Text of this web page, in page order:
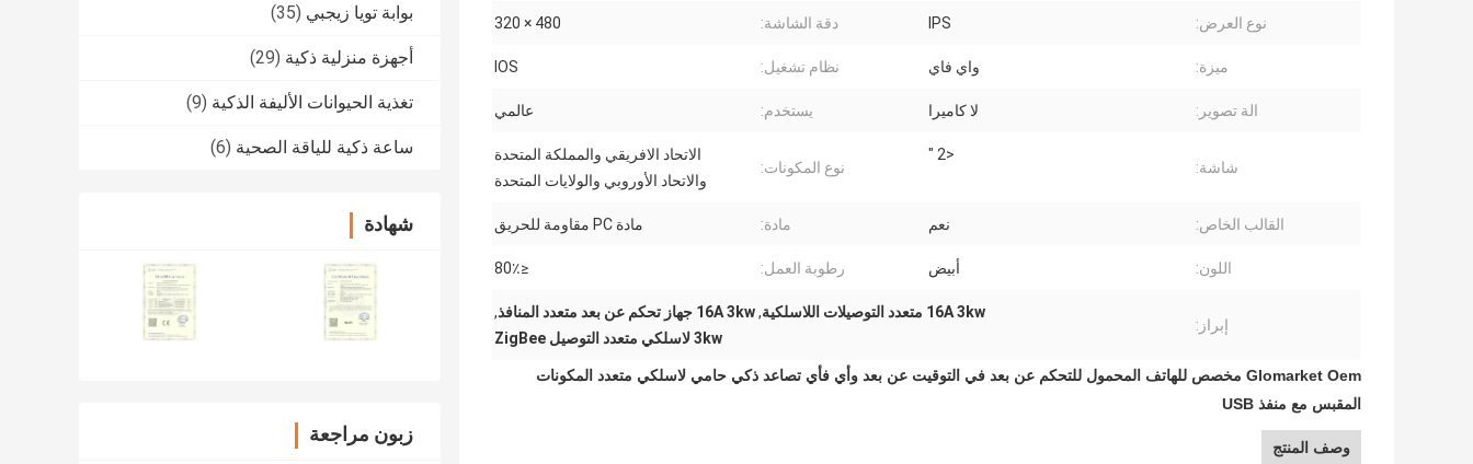
بوابة تويا زيجبي (35)
أجهزة منزلية ذكية (29)
تغذية الحيوانات الأليفة الذكية (9)
ساعة ذكية للياقة الصحية (6)
شهادة
زبون مراجعة
نوع العرض: IPS دقة الشاشة: 480 × 320
ميزة: واي فاي نظام تشغيل: IOS
الة تصوير: لا كاميرا يستخدم: عالمي
شاشة:
<2 "
نوع المكونات:
الاتحاد الافريقي والمملكة المتحدة
والاتحاد الأوروبي والولايات المتحدة
القالب الخاص: نعم مادة: مادة PC مقاومة للحريق
اللون: أبيض رطوبة العمل: ≤80٪
إبراز:
16A 3kw متعدد التوصيلات اللاسلكية ,16A 3kw جهاز تحكم عن بعد متعدد المنافذ
,
3kw لاسلكي متعدد التوصيل ZigBee
Glomarket Oem مخصص للهاتف المحمول للتحكم عن بعد في التوقيت عن بعد وأي فأي تصاعد ذكي حامي لاسلكي متعدد المكونات
المقبس مع منفذ USB
وصف المنتج